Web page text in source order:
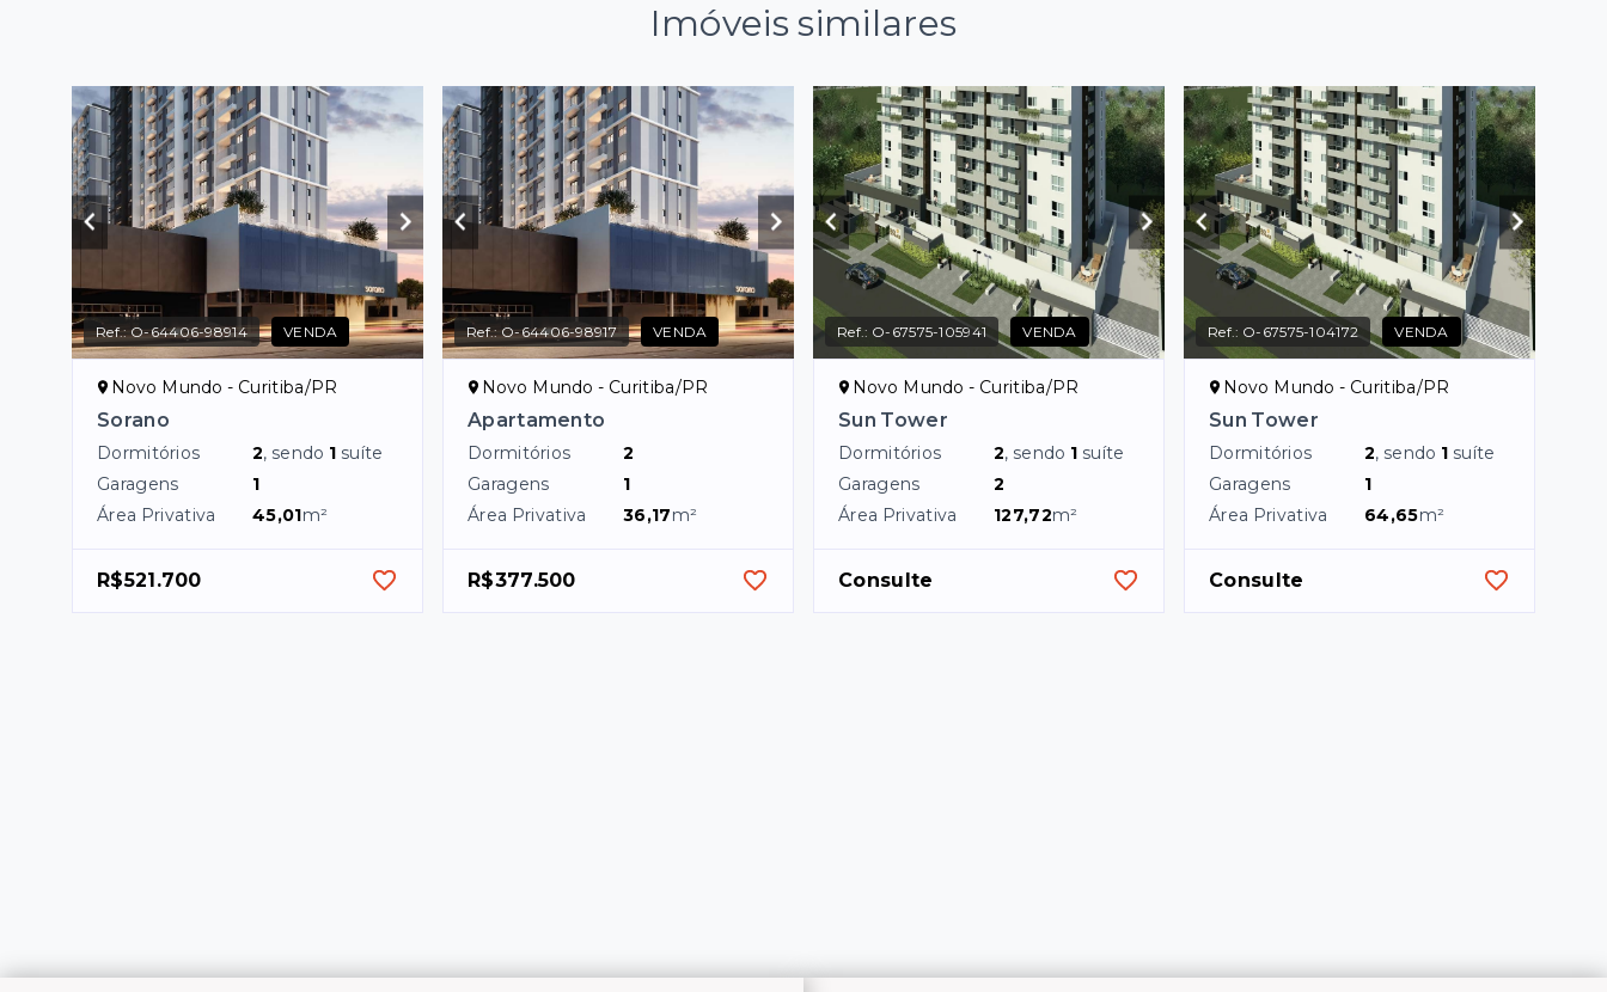
Imóveis similares
Ref.:O-64406-98914 VENDA
Novo Mundo - Curitiba/PR
Sorano
Dormitórios 2, sendo 1 suíte
Garagens
1
Área Privativa
45,01m²
R$521.700
Ref.:O-64406-98917 VENDA
Novo Mundo - Curitiba/PR
Apartamento
Dormitórios
2
Garagens
1
Área Privativa
36,17m²
R$377.500
Ref.: O-67575-105941 VENDA
Novo Mundo - Curitiba/PR
Sun Tower
Dormitórios 2, sendo 1 suíte
Garagens
2
Área Privativa
127,72m²
Consulte
Ref.: O-67575-104172 VENDA
Novo Mundo - Curitiba/PR
Sun Tower
Dormitórios 2, sendo 1 suíte
Garagens
1
Área Privativa
64,65m²
Consulte